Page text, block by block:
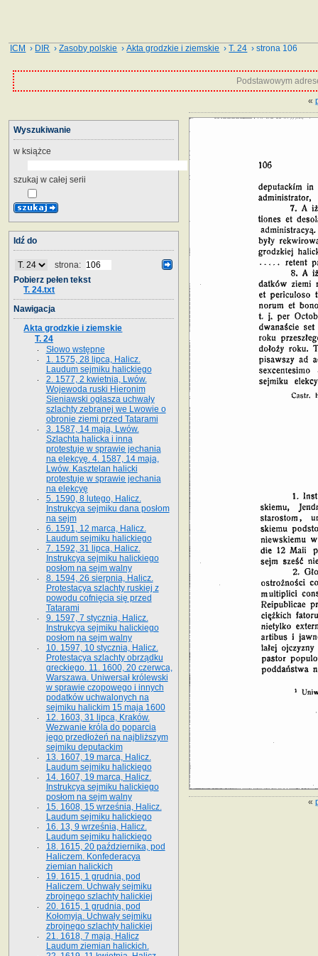
ICM › DIR ›Zasoby polskie ›Akta grodzkie i ziemskie ›T. 24 › strona 106
Podstawowym
«
«
Wyszukiwanie
w książce
szukaj w całej serii
Idź do
strona:
Pobierz pełen tekst
T. 24.txt
Nawigacja
Akta grodzkie i ziemskie
T. 24
Słowo wstępne
1. 1575, 28 lipca, Halicz.
Laudum sejmiku halickiego
2. 1577, 2 kwietnia, Lwów.
Wojewoda ruski Hieronim
Sieniawski ogłasza uchwały
szlachty zebranej we Lwowie o
obronie ziemi przed Tatarami
3. 1587, 14 maja, Lwów.
Szlachta halicka i inna
protestuje w sprawie jechania
na elekcyę. 4. 1587, 14 maja,
Lwów. Kasztelan halicki
protestuje w sprawie jechania
na elekcyę
5. 1590, 8 lutego, Halicz.
Instrukcya sejmiku dana posłom
na sejm
6. 1591, 12 marca, Halicz.
Laudum sejmiku halickiego
7. 1592, 31 lipca, Halicz.
Instrukcya sejmiku halickiego
posłom na sejm walny
8. 1594, 26 sierpnia, Halicz.
Protestacya szlachty ruskiej z
powodu cofnięcia się przed
Tatarami
9. 1597, 7 stycznia, Halicz.
Instrukcya sejmiku halickiego
posłom na sejm walny
10. 1597, 10 stycznia, Halicz.
Protestacya szlachty obrządku
greckiego. 11. 1600, 20 czerwca,
Warszawa. Uniwersał królewski
w sprawie czopowego i innych
podatków uchwalonych na
sejmiku halickim 15 maja 1600
12. 1603, 31 lipca, Kraków.
Wezwanie króla do poparcia
jego przedłożeń na najbliższym
sejmiku deputackim
13. 1607, 19 marca, Halicz.
Laudum sejmiku halickiego
14. 1607, 19 marca, Halicz.
Instrukcya sejmiku halickiego
posłom na sejm walny
15. 1608, 15 września, Halicz.
Laudum sejmiku halickiego
16. 13, 9 września, Halicz.
Laudum sejmiku halickiego
18. 1615, 20 października, pod
Haliczem. Konfederacya
ziemian halickich
19. 1615, 1 grudnia, pod
Haliczem. Uchwały sejmiku
zbrojnego szlachty halickiej
20. 1615, 1 grudnia, pod
Kołomyją. Uchwały sejmiku
zbrojnego szlachty halickiej
21. 1618, 7 maja, Halicz
Laudum ziemian halickich.